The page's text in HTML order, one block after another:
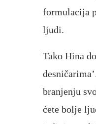
formulacija
ljudi.
Tako Hina
branjenju
ćete bolje